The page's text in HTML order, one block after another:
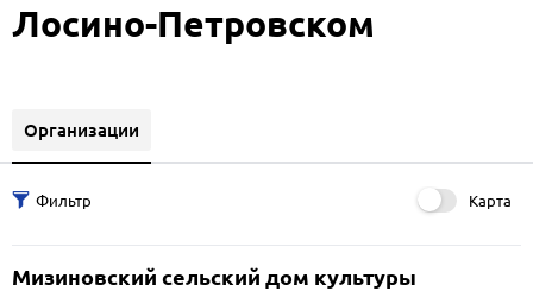
Лосино-Петровском
Организации
Карта
Мизиновский cельский дом культуры